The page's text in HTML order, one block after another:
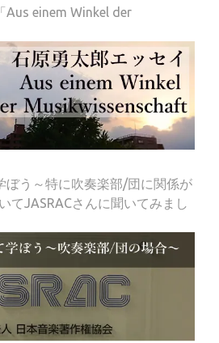
Aus einem Winkel der
ぼう～特に吹奏楽部/団に関係が
てJASRACさんに聞いてみまし